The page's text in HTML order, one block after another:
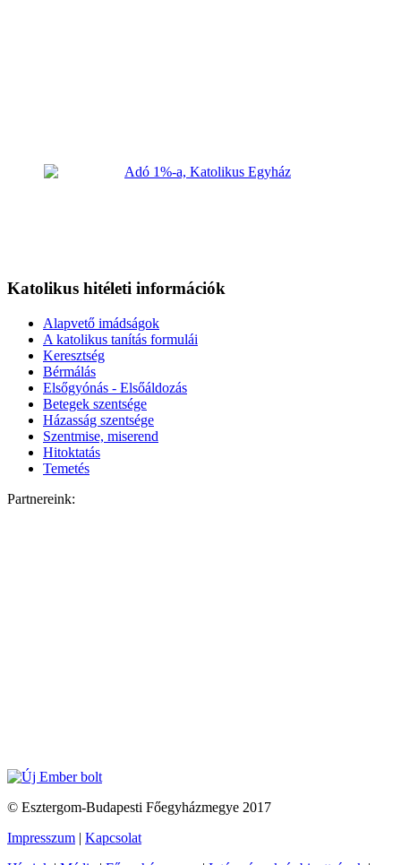
Katolikus hitéleti információk
Alapvető imádságok
A katolikus tanítás formulái
Keresztség
Bérmálás
Elsőgyónás - Elsőáldozás
Betegek szentsége
Házasság szentsége
Szentmise, miserend
Hitoktatás
Temetés
Partnereink:
© Esztergom-Budapesti Főegyházmegye 2017
Impresszum | Kapcsolat